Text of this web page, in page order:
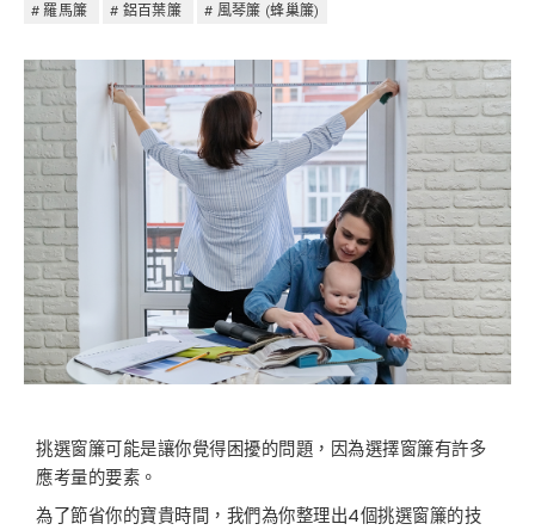
羅馬簾
鋁百葉簾 風琴簾 (蜂巢簾)
挑選窗簾可能是讓你覺得困擾的問題，因為選擇窗簾有許多
應考量的要素。
為了節省你的寶貴時間，我們為你整理出4個挑選窗簾的技